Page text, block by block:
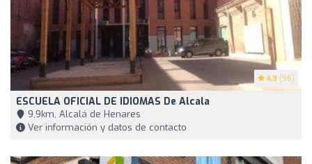
4.3 (96)
ESCUELA OFICIAL DE IDIOMAS De Alcala
9,9km, Alcalá de Henares
Ver información y datos de contacto